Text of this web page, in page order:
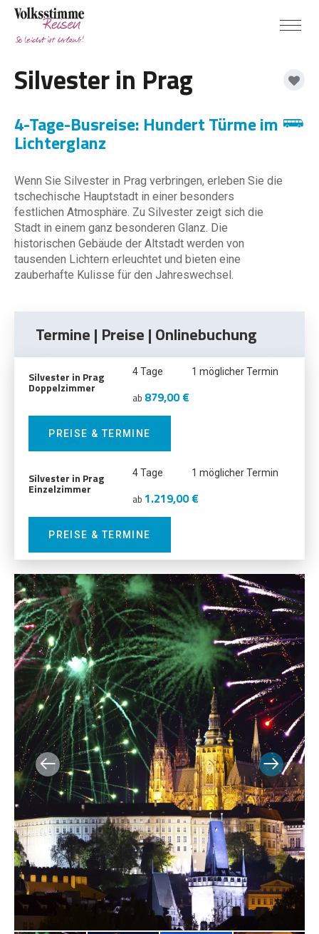
Silvester in Prag
4-Tage-Busreise: Hundert Türme im
Lichterglanz
Wenn Sie Silvester in Prag verbringen, erleben Sie die
tschechische Hauptstadt in einer besonders
festlichen Atmosphäre. Zu Silvester zeigt sich die
Stadt in einem ganz besonderen Glanz. Die
historischen Gebäude der Altstadt werden von
tausenden Lichtern erleuchtet und bieten eine
zauberhafte Kulisse für den Jahreswechsel.
Termine | Preise | Onlinebuchung
Silvester in Prag
Doppelzimmer
4 Tage 1 möglicher Termin
ab 879,00 €
PREISE & TERMINE
Silvester in Prag
Einzelzimmer
4 Tage 1 möglicher Termin
ab 1.219,00 €
PREISE & TERMINE